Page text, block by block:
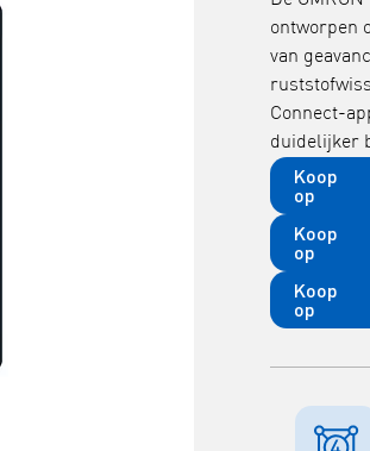
ontworpen
van
Connect-
duidelijker
Koop
op
Koop
op
Koop
op